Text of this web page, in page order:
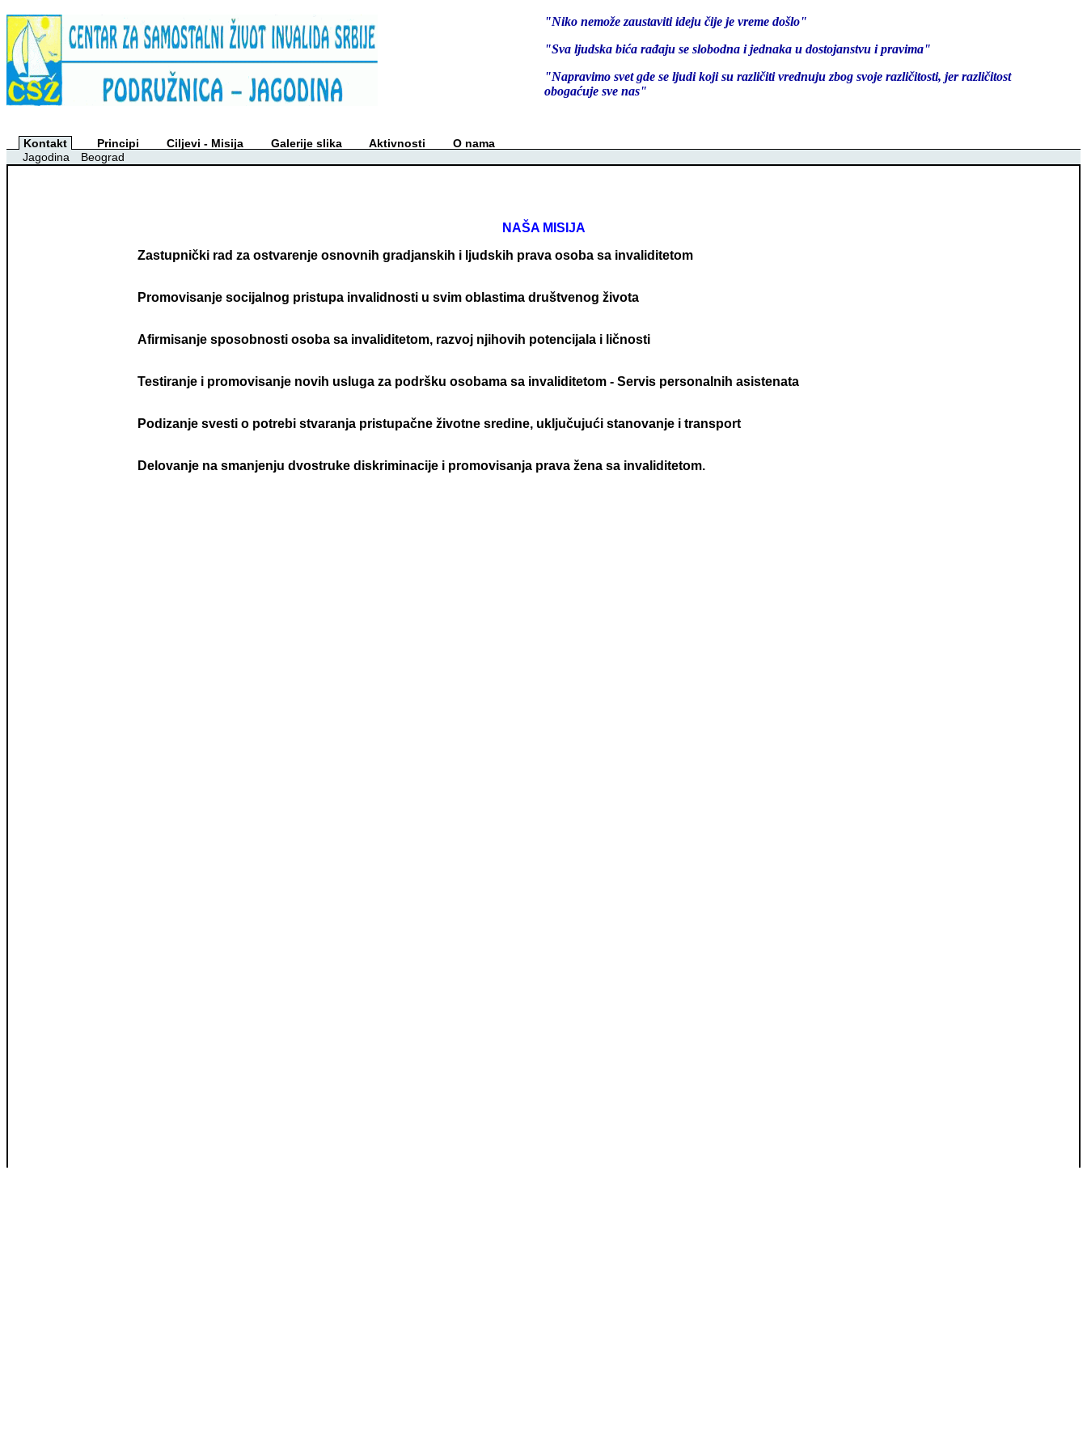
"Niko nemože zaustaviti ideju čije je vreme došlo"
"Sva ljudska bića rađaju se slobodna i jednaka u dostojanstvu i pravima"
"Napravimo svet gde se ljudi koji su različiti vrednuju zbog svoje različitosti, jer različitost
obogaćuje sve nas"
Kontakt Principi Ciljevi - Misija Galerije slika Aktivnosti
O nama
Jagodina
Beograd
NAŠA MISIJA
Zastupnički rad za ostvarenje osnovnih gradjanskih i ljudskih prava osoba sa invaliditetom
Promovisanje socijalnog pristupa invalidnosti u svim oblastima društvenog života
Afirmisanje sposobnosti osoba sa invaliditetom, razvoj njihovih potencijala i ličnosti
Testiranje i promovisanje novih usluga za podršku osobama sa invaliditetom - Servis personalnih asistenata
Podizanje svesti o potrebi stvaranja pristupačne životne sredine, uključujući stanovanje i transport
Delovanje na smanjenju dvostruke diskriminacije i promovisanja prava žena sa invaliditetom.